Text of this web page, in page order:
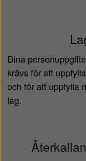
Dina
krävs för att
och för att uppfylla
lag.